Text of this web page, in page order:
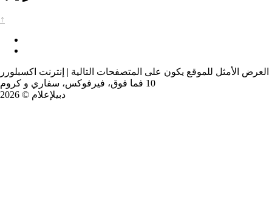
↑
العرض الأمثل للموقع يكون على المتصفحات التالية | إنترنت اكسبلورر
10 فما فوق، فيرفوكس، سفاري و كروم
دبيلإعلام © 2026